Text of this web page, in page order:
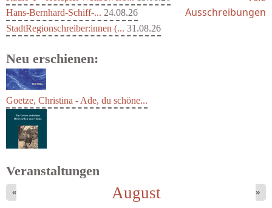
Hans-Bernhard-Schiff-... 24.08.26
StadtRegionschreiber:innen (... 31.08.26
Ausschreibungen
Neu erschienen:
Goetze, Christina - Ade, du schöne...
Ein Leben zwischen Drievorden und...
Veranstaltungen
August
« »